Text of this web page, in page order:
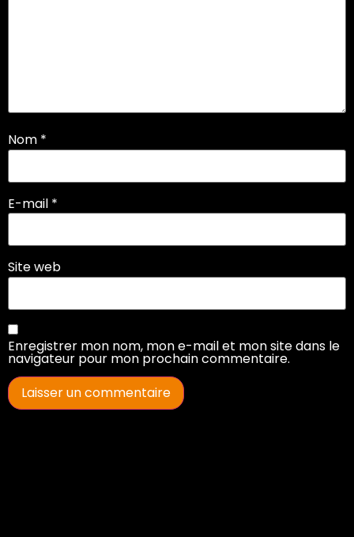
Nom *
E-mail *
Site web
Enregistrer mon nom, mon e-mail et mon site dans le
navigateur pour mon prochain commentaire.